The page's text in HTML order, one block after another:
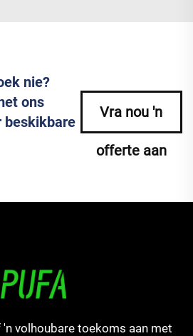
nie?
ons
beskikbare
Vra nou 'n
offerte aan
volhoubare toekoms aan met